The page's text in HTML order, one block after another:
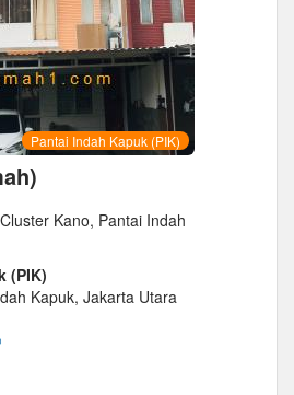
Pantai Indah Kapuk (PIK)
Kano, Pantai Indah
(PIK)
Kapuk, Jakarta Utara